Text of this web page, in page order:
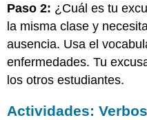
Paso 2: ¿Cuál es tu
la misma clase y
ausencia. Usa el
enfermedades. Tu
los otros estudiantes.
Actividades: